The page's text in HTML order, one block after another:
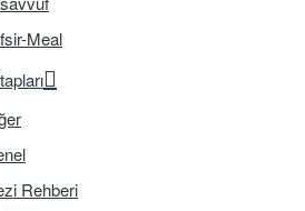
Meal
Rehberi